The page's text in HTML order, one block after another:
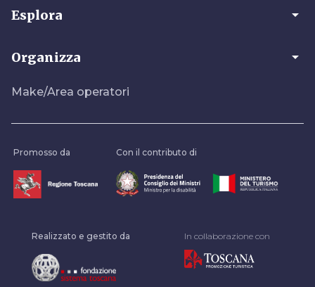
Esplora arrow_drop_down
Organizza arrow_drop_down
Make/Area operatori
Promosso da Con il contributo di
Realizzato e gestito da In collaborazione con